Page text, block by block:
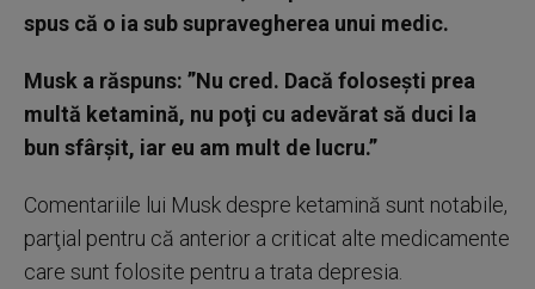
spus că o ia sub supravegherea unui medic.
Musk a răspuns: ”Nu cred. Dacă foloseşti prea
multă ketamină, nu poţi cu adevărat să duci la
bun sfârşit, iar eu am mult de lucru.”
Comentariile lui Musk despre ketamină sunt notabile,
parţial pentru că anterior a criticat alte medicamente
care sunt folosite pentru a trata depresia.